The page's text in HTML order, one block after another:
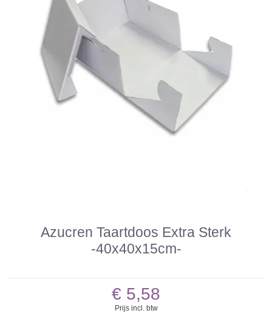
Azucren Taartdoos Extra Sterk
-40x40x15cm-
€ 5,58
Prijs incl. btw